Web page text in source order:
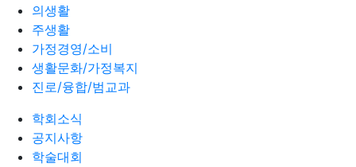
의생활
주생활
가정경영/소비
생활문화/가정복지
진로/융합/범교과
학회소식
공지사항
학술대회